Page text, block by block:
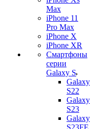
Max
iPhone 11
Pro Max
iPhone X
iPhone XR
Смартфоны
серии
Galaxy S
Galaxy
S22
Galaxy
S23
Galaxy
S23FE